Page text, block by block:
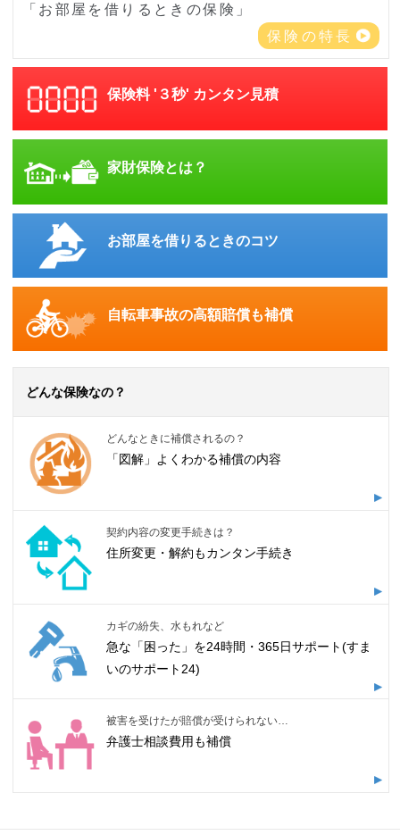
「お部屋を借りるときの保険」
保険の特長
保険料 '３秒' カンタン見積
家財保険とは？
お部屋を借りるときのコツ
自転車事故の高額賠償も補償
どんな保険なの？
どんなときに補償されるの？
「図解」よくわかる補償の内容
契約内容の変更手続きは？
住所変更・解約もカンタン手続き
カギの紛失、水もれなど
急な「困った」を24時間・365日サポート(すま
いのサポート24)
被害を受けたが賠償が受けられない…
弁護士相談費用も補償